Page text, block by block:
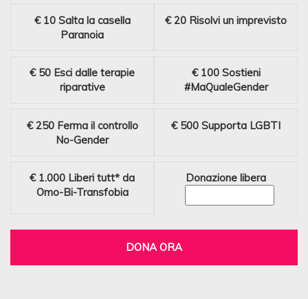
€ 10 Salta la casella
Paranoia
€ 20 Risolvi un imprevisto
€ 50 Esci dalle terapie
riparative
€ 100 Sostieni
#MaQualeGender
€ 250 Ferma il controllo
No-Gender
€ 500 Supporta LGBTI
€ 1.000 Liberi tutt* da
Omo-Bi-Transfobia
Donazione libera
DONA ORA